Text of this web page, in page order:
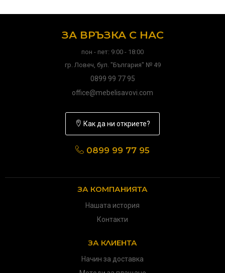
ЗА ВРЪЗКА С НАС
пон - пет: 9:00 - 18:00
гр. Ловеч, бул. "България" № 49
0899 99 77 95
office@mebelisavovi.com
Как да ни откриете?
0899 99 77 95
ЗА КОМПАНИЯТА
Нашата история
Контакти
ЗА КЛИЕНТА
Начин за доставка